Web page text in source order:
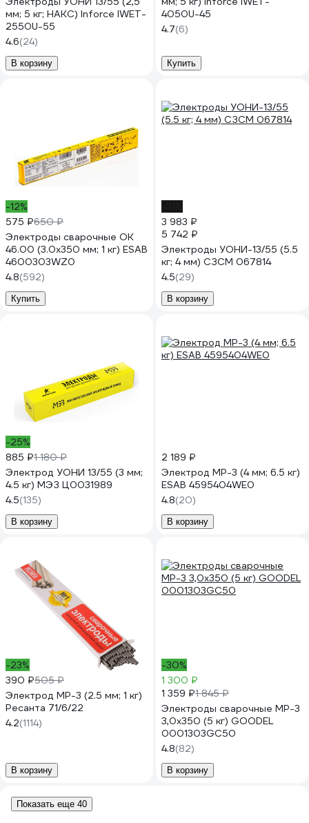
мм; 5 кг; НАКС) Inforce IWET-
2550U-55
4.6(24)
В корзину
4050U-45
4.7(6)
Купить
-12%
575 ₽650 ₽
Электроды сварочные OK
46.00 (3.0х350 мм; 1 кг) ESAB
4600303WZ0
4.8(592)
Купить
3 983 ₽
5 742 ₽
Электроды УОНИ-13/55 (5.5
кг; 4 мм) СЗСМ 067814
4.5(29)
В корзину
-25%
885 ₽1 180 ₽
Электрод УОНИ 13/55 (3 мм;
4.5 кг) МЭЗ Ц0031989
4.5(135)
В корзину
2 189 ₽
Электрод МР-3 (4 мм; 6.5 кг)
ESAB 4595404WE0
4.8(20)
В корзину
-23%
390 ₽505 ₽
Электрод МР-3 (2.5 мм; 1 кг)
Ресанта 71/6/22
4.2(1114)
В корзину
-30%
1 300 ₽
1 359 ₽1 845 ₽
Электроды сварочные МР-3
3,0х350 (5 кг) GOODEL
0001303GC50
4.8(82)
В корзину
Показать еще 40